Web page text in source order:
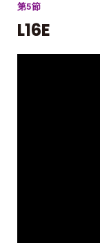
第5節
L16E